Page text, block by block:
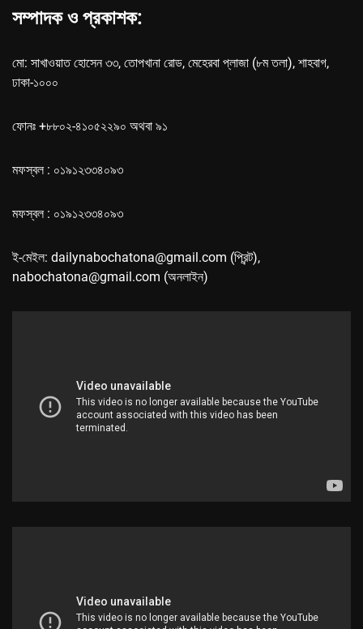
সম্পাদক ও প্রকাশক:
মো: সাখাওয়াত হোসেন ৩৩, তোপখানা রোড, মেহেরবা প্লাজা (৮ম তলা), শাহবাগ,
ঢাকা-১০০০
ফোনঃ +৮৮০২-৪১০৫২২৯০ অথবা ৯১
মফস্বল : ০১৯১২৩৩৪০৯৩
মফস্বল : ০১৯১২৩৩৪০৯৩
ই-মেইল: dailynabochatona@gmail.com (প্রিন্ট),
nabochatona@gmail.com (অনলাইন)